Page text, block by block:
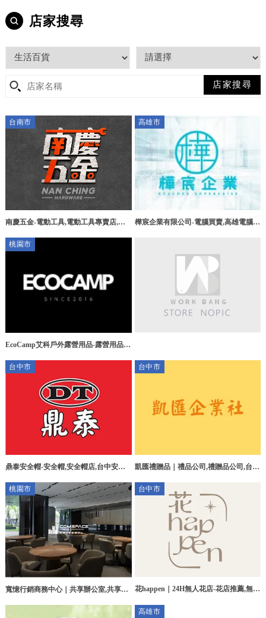
店家搜尋
台南市
南慶五金-電動工具,電動工具專賣店,台
高雄市
樺宸企業有限公司-電腦買賣,高雄電腦買
桃園市
EcoCamp艾科戶外露營用品-露營用品
壢露營用品專賣店
台中市
鼎泰安全帽-安全帽,安全帽店,台中安全
台中市
凱匯禮贈品｜禮品公司,禮贈品公司,台中
桃園市
寬憶行銷商務中心｜共享辦公室,共享辦
台中市
花happen｜24H無人花店-花店推薦,無人
高雄市